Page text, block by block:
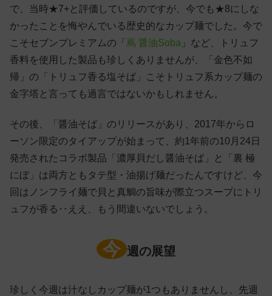
で、当時★7+と評価しているのですが、今でも★8にしな
かったことを悔やんでいる歴史的なカップ麺でした。今で
こそセブンプレミアムの「 蔦 醤油Soba 」など、トリュフ
香料を使用した製品も珍しくありませんが、「金色不如
帰」の「トリュフ香る塩そば」こそトリュフ系カップ麺の
金字塔と言っても過言ではないかもしれません。
その後、「醤油そば」のリリースがあり、2017年からロ
ーソン限定のタイアップが始まって、約1年前の10月24日
発売されたコラボ製品「濃厚貝だし醤油そば」と「裏 極
にぼ」は両方ともタテ型・油揚げ麺だったんですけど、今
回はノンフライ麺で貝と真鯛の旨味が際立つスープにトリ
ュフが香る‥ええ、もう間違いないでしょう。
今 週の展望
珍しく今週は汁なしカップ麺が1つもありませんし、先週